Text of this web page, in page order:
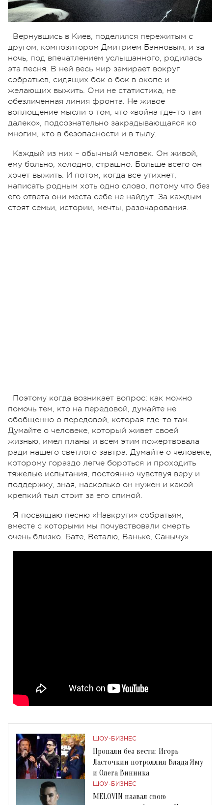
Вернувшись в Киев, поделился пережитым с
другом, композитором Дмитрием Банновым, и за
ночь, под впечатлением услышанного, родилась
эта песня. В ней весь мир замирает вокруг
собратьев, сидящих бок о бок в окопе и
желающих выжить. Они не статистика, не
обезличенная линия фронта. Не живое
воплощение мысли о том, что «война где-то там
далеко», подсознательно закрадывающаяся ко
многим, кто в безопасности и в тылу.
Каждый из них – обычный человек. Он живой,
ему больно, холодно, страшно. Больше всего он
хочет выжить. И потом, когда все утихнет,
написать родным хоть одно слово, потому что без
его ответа они места себе не найдут. За каждым
стоят семьи, истории, мечты, разочарования.
Поэтому когда возникает вопрос: как можно
помочь тем, кто на передовой, думайте не
обобщенно о передовой, которая где-то там.
Думайте о человеке, который живет своей
жизнью, имел планы и всем этим пожертвовала
ради нашего светлого завтра. Думайте о человеке,
которому гораздо легче бороться и проходить
тяжелые испытания, постоянно чувствуя веру и
поддержку, зная, насколько он нужен и какой
крепкий тыл стоит за его спиной.
Я посвящаю песню «Навкруги» собратьям,
вместе с которыми мы почувствовали смерть
очень близко. Бате, Веталю, Ваньке, Санычу».
ШОУ-БИЗНЕС
Пропали без вести: Игорь
Ласточкин потроллил Влада Яму
и Олега Винника
ШОУ-БИЗНЕС
MELOVIN назвал свою